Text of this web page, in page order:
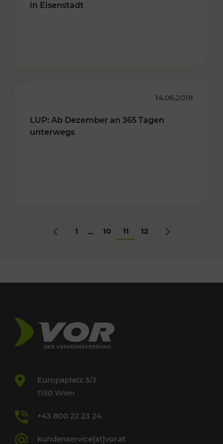
in Eisenstadt
14.06.2018
LUP: Ab Dezember an 365 Tagen
unterwegs
Zurück
1 ... 10 11 12 Nächstes
Europaplatz 3/3
1150 Wien
+43 800 22 23 24
kundenservice[at]vor.at